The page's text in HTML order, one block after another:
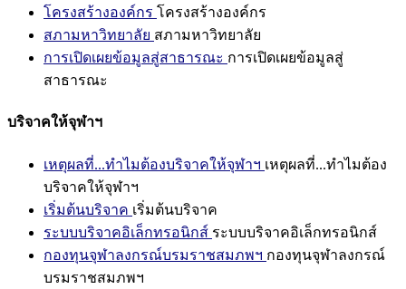
โครงสร้างองค์กร โครงสร้างองค์กร
สภามหาวิทยาลัย สภามหาวิทยาลัย
การเปิดเผยข้อมูลสู่สาธารณะ การเปิดเผยข้อมูลสู่
สาธารณะ
บริจาคให้จุฬาฯ
เหตุผลที่...ทำไมต้องบริจาคให้จุฬาฯ เหตุผลที่...ทำไมต้อง
บริจาคให้จุฬาฯ
เริ่มต้นบริจาค เริ่มต้นบริจาค
ระบบบริจาคอิเล็กทรอนิกส์ ระบบบริจาคอิเล็กทรอนิกส์
กองทุนจุฬาลงกรณ์บรมราชสมภพฯ กองทุนจุฬาลงกรณ์
บรมราชสมภพฯ